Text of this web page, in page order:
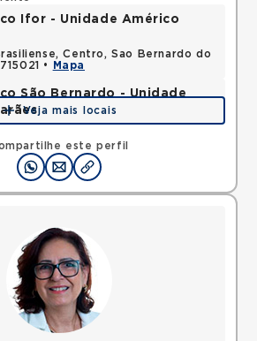
este perfil
Ifor - Unidade Américo
Centro, Sao Bernardo do
•
Mapa
São Bernardo - Unidade
Guimaraes, Assuncao, Sao Bernardo
09810010 •
Mapa
Veja mais locais